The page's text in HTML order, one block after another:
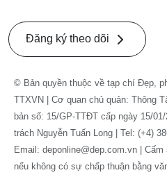
Đăng ký theo dõi
© Bản quyền thuộc về tạp chí Đẹp,
TTXVN | Cơ quan chủ quản: Thông
bản số: 15/GP-TTĐT cấp ngày 15/
trách Nguyễn Tuấn Long | Tel: (+4)
Email: deponline@dep.com.vn |
nếu không có sự chấp thuận bằng